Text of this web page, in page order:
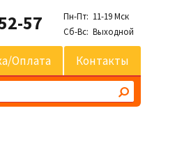
57
Пн-Пт: 11-19 Мск
Сб-Вс: Выходной
оплата Контакты